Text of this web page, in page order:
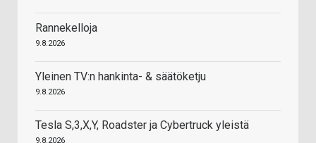
Rannekelloja
9.8.2026
Yleinen TV:n hankinta- & säätöketju
9.8.2026
Tesla S,3,X,Y, Roadster ja Cybertruck yleistä
9.8.2026